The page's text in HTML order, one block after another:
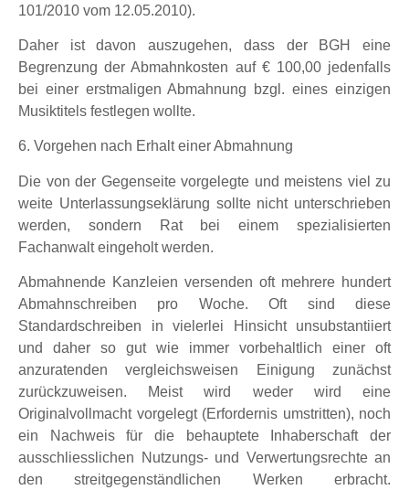
101/2010 vom 12.05.2010).
Daher ist davon auszugehen, dass der BGH eine
Begrenzung der Abmahnkosten auf € 100,00 jedenfalls
bei einer erstmaligen Abmahnung bzgl. eines einzigen
Musiktitels festlegen wollte.
6. Vorgehen nach Erhalt einer Abmahnung
Die von der Gegenseite vorgelegte und meistens viel zu
weite Unterlassungseklärung sollte nicht unterschrieben
werden, sondern Rat bei einem spezialisierten
Fachanwalt eingeholt werden.
Abmahnende Kanzleien versenden oft mehrere hundert
Abmahnschreiben pro Woche. Oft sind diese
Standardschreiben in vielerlei Hinsicht unsubstantiiert
und daher so gut wie immer vorbehaltlich einer oft
anzuratenden vergleichsweisen Einigung zunächst
zurückzuweisen. Meist wird weder wird eine
Originalvollmacht vorgelegt (Erfordernis umstritten), noch
ein Nachweis für die behauptete Inhaberschaft der
ausschliesslichen Nutzungs- und Verwertungsrechte an
den streitgegenständlichen Werken erbracht.